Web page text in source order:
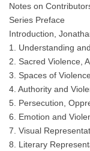
Notes on
Series Preface
Introduction,
1. Understanding
2. Sacred Violence,
3. Spaces of
4. Authority and
5. Persecution,
6. Emotion and
7. Visual
8. Literary